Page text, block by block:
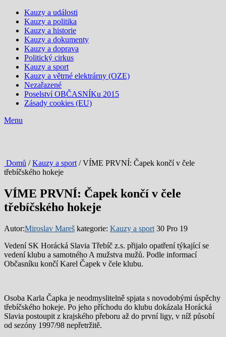
Kauzy a události
Kauzy a politika
Kauzy a historie
Kauzy a dokumenty
Kauzy a doprava
Politický cirkus
Kauzy a sport
Kauzy a větrné elektrárny (OZE)
Nezařazené
Poselství OBČASNÍKu 2015
Zásady cookies (EU)
Menu
Domů /Kauzy a sport / VÍME PRVNÍ: Čapek končí v čele
třebíčského hokeje
VÍME PRVNÍ: Čapek končí v čele
třebíčského hokeje
Autor:Miroslav Mareš kategorie: Kauzy a sport 30 Pro 19
Vedení SK Horácká Slavia Třebíč z.s. přijalo opatření týkající se
vedení klubu a samotného A mužstva mužů. Podle informací
Občasníku končí Karel Čapek v čele klubu.
Osoba Karla Čapka je neodmyslitelně spjata s novodobými úspěchy
třebíčského hokeje. Po jeho příchodu do klubu dokázala Horácká
Slavia postoupit z krajského přeboru až do první ligy, v níž působí
od sezóny 1997/98 nepřetržitě.